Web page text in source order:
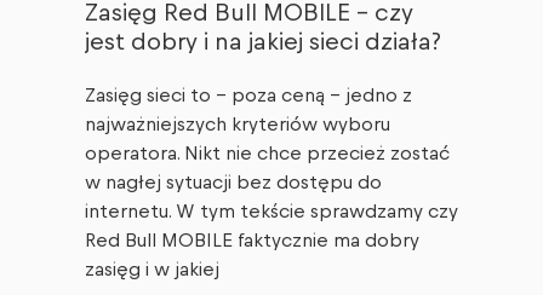
Zasięg Red Bull MOBILE – czy
jest dobry i na jakiej sieci działa?
Zasięg sieci to – poza ceną – jedno z
najważniejszych kryteriów wyboru
operatora. Nikt nie chce przecież zostać
w nagłej sytuacji bez dostępu do
internetu. W tym tekście sprawdzamy czy
Red Bull MOBILE faktycznie ma dobry
zasięg i w jakiej